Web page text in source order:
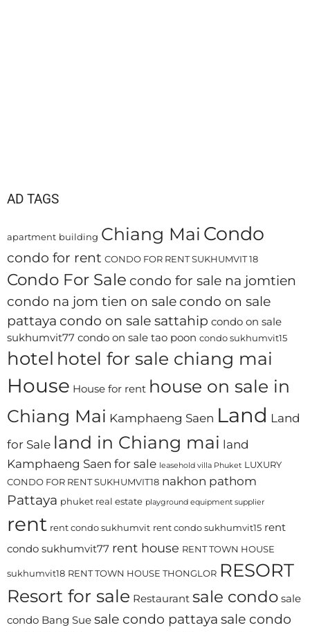
AD TAGS
apartment building Chiang Mai Condo
condo for rent CONDO FOR RENT SUKHUMVIT 18
Condo For Sale condo for sale na jomtien
condo na jom tien on sale condo on sale
pattaya condo on sale sattahip condo on sale
sukhumvit77 condo on sale tao poon condo sukhumvit15
hotel hotel for sale chiang mai
House House for rent house on sale in
Chiang Mai Kamphaeng Saen Land Land
for Sale land in Chiang mai land
Kamphaeng Saen for sale leasehold villa Phuket LUXURY
CONDO FOR RENT SUKHUMVIT18 nakhon pathom
Pattaya phuket real estate playground equipment supplier
rent rent condo sukhumvit rent condo sukhumvit15 rent
condo sukhumvit77 rent house RENT TOWN HOUSE
sukhumvit18 RENT TOWN HOUSE THONGLOR RESORT
Resort for sale Restaurant sale condo sale
condo Bang Sue sale condo pattaya sale condo